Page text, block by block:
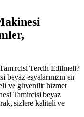
Tercih Edilmeli?
eşyalarınızın en
ve güvenilir hizmet
Tamircisi beyaz
sizlere kaliteli ve